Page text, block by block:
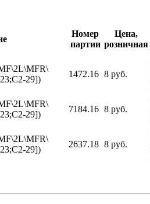
Номер
партии
Цена,
розничная
29])
1472.16 8 руб.
29])
7184.16 8 руб.
29])
2637.18 8 руб.